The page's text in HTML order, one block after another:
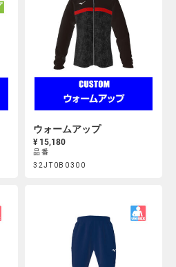
ウォームアップ
¥ 15,180
Product
品番
32JT0B0300